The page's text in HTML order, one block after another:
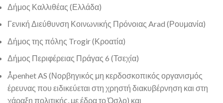
Δήμος Καλλιθέας (Ελλάδα)
Γενική Διεύθυνση Κοινωνικής Πρόνοιας Arad (Ρουμανία)
Δήμος της πόλης Trogir (Κροατία)
Δήμος Περιφέρειας Πράγας 6 (Τσεχία)
Åpenhet AS (Νορβηγικός μη κερδοσκοπικός οργανισμός
έρευνας που ειδικεύεται στη χρηστή διακυβέρνηση και στη
χάραξη πολιτικής, με έδρα το Όσλο) και